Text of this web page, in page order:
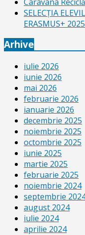
SELECŢIA
ERASMUS+
Arhive
iulie 2026
iunie 2026
mai 2026
februarie 2026
ianuarie 2026
decembrie 2025
noiembrie 2025
octombrie 2025
iunie 2025
martie 2025
februarie 2025
noiembrie 2024
septembrie
august 2024
iulie 2024
aprilie 2024